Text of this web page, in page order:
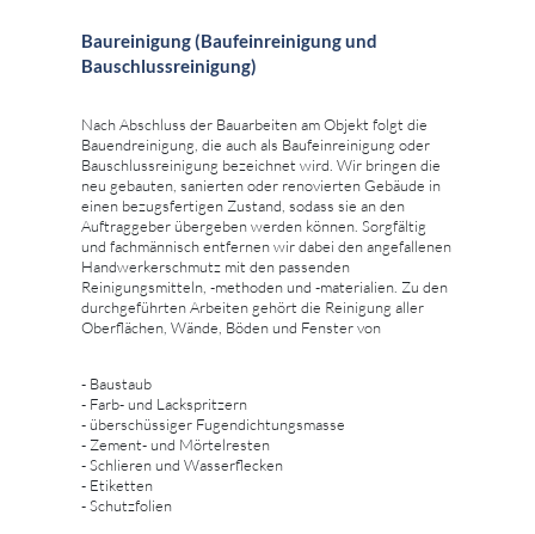
Baureinigung (Baufeinreinigung und
Bauschlussreinigung)
Nach Abschluss der Bauarbeiten am Objekt folgt die
Bauendreinigung, die auch als Baufeinreinigung oder
Bauschlussreinigung bezeichnet wird. Wir bringen die
neu gebauten, sanierten oder renovierten Gebäude in
einen bezugsfertigen Zustand, sodass sie an den
Auftraggeber übergeben werden können. Sorgfältig
und fachmännisch entfernen wir dabei den angefallenen
Handwerkerschmutz mit den passenden
Reinigungsmitteln, -methoden und -materialien. Zu den
durchgeführten Arbeiten gehört die Reinigung aller
Oberflächen, Wände, Böden und Fenster von
- Baustaub
- Farb- und Lackspritzern
- überschüssiger Fugendichtungsmasse
- Zement- und Mörtelresten
- Schlieren und Wasserflecken
- Etiketten
- Schutzfolien